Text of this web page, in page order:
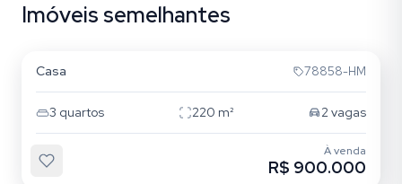
Imóveis semelhantes
Jardim Itu
Casa 78858-HM
3 quartos 220 m² 2vagas
À venda
R$ 900.000